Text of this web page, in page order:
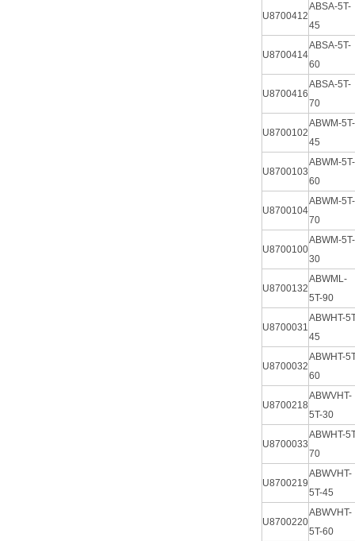
U8700412
ABSA-5T-
45
U8700414
ABSA-5T-
60
U8700416
ABSA-5T-
70
U8700102
ABWM-5T-
45
U8700103
ABWM-5T-
60
U8700104
ABWM-5T-
70
U8700100
ABWM-5T-
30
U8700132
ABWML-
5T-90
U8700031
ABWHT-
45
U8700032
ABWHT-
60
U8700218
ABWVHT-
5T-30
U8700033
ABWHT-
70
U8700219
ABWVHT-
5T-45
U8700220
ABWVHT-
5T-60